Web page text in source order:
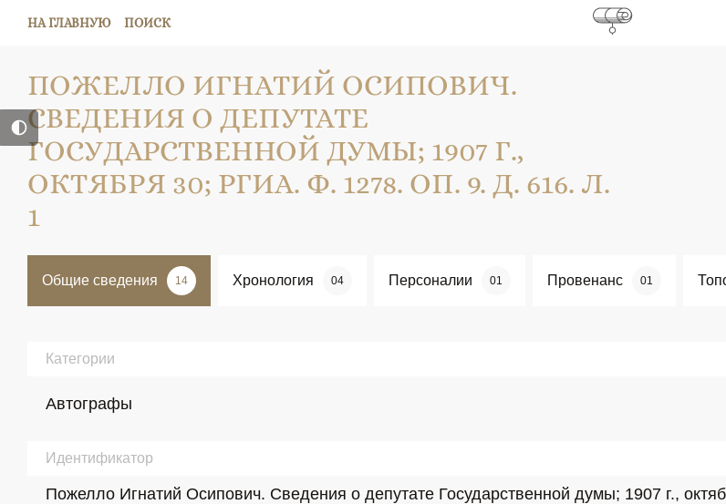
НА ГЛАВНУЮ ПОИСК
ПОЖЕЛЛО ИГНАТИЙ ОСИПОВИЧ.
СВЕДЕНИЯ О ДЕПУТАТЕ
ГОСУДАРСТВЕННОЙ ДУМЫ; 1907 Г.,
ОКТЯБРЯ 30; РГИА. Ф. 1278. ОП. 9. Д. 616. Л.
1
Общие сведения 14 Хронология 04 Персоналии 01 Провенанс 01
Категории
Автографы
Идентификатор
Пожелло Игнатий Осипович. Сведения о депутате Государственной думы; 1907 г.,